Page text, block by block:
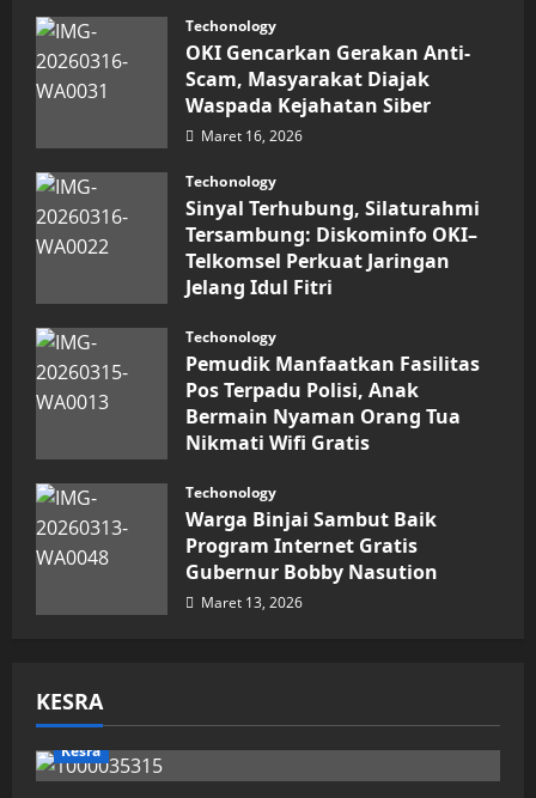
Inovasi
Digital
Keuangan
Sumut
Berbuah
Prestasi,
Raih
Penghargaan
Techonology
OKI Gencarkan Gerakan Anti-
Scam, Masyarakat Diajak
Waspada Kejahatan Siber
Maret 16, 2026
Techonology
Sinyal Terhubung, Silaturahmi
Tersambung: Diskominfo OKI–
Telkomsel Perkuat Jaringan
Jelang Idul Fitri
Techonology
Pemudik Manfaatkan Fasilitas
Pos Terpadu Polisi, Anak
Bermain Nyaman Orang Tua
Nikmati Wifi Gratis
Techonology
Warga Binjai Sambut Baik
Program Internet Gratis
Gubernur Bobby Nasution
Maret 13, 2026
KESRA
Kesra